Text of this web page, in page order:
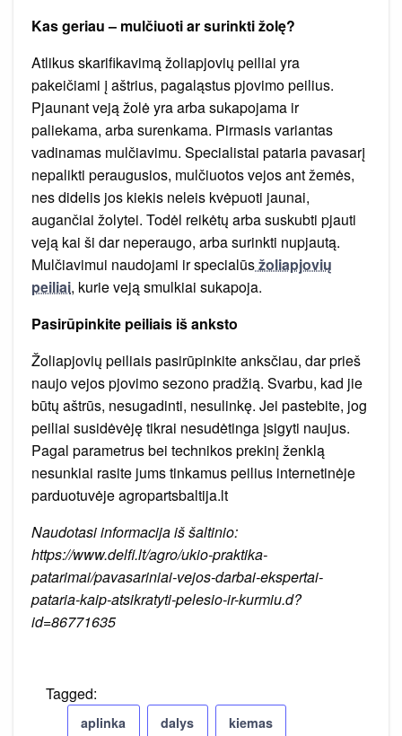
Kas geriau – mulčiuoti ar surinkti žolę?
Atlikus skarifikavimą žoliapjovių peiliai yra
pakeičiami į aštrius, pagaląstus pjovimo peilius.
Pjaunant veją žolė yra arba sukapojama ir
paliekama, arba surenkama. Pirmasis variantas
vadinamas mulčiavimu. Specialistai pataria pavasarį
nepalikti peraugusios, mulčiuotos vejos ant žemės,
nes didelis jos kiekis neleis kvėpuoti jaunai,
augančiai žolytei. Todėl reikėtų arba suskubti pjauti
veją kai ši dar neperaugo, arba surinkti nupjautą.
Mulčiavimui naudojami ir specialūsžoliapjovių
peiliai, kurie veją smulkiai sukapoja.
Pasirūpinkite peiliais iš anksto
Žoliapjovių peiliais pasirūpinkite anksčiau, dar prieš
naujo vejos pjovimo sezono pradžią. Svarbu, kad jie
būtų aštrūs, nesugadinti, nesulinkę. Jei pastebite, jog
peiliai susidėvėję tikrai nesudėtinga įsigyti naujus.
Pagal parametrus bei technikos prekinį ženklą
nesunkiai rasite jums tinkamus peilius internetinėje
parduotuvėje agropartsbaltija.lt
Naudotasi informacija iš šaltinio:
https://www.delfi.lt/agro/ukio-praktika-
patarimai/pavasariniai-vejos-darbai-ekspertai-
pataria-kaip-atsikratyti-pelesio-ir-kurmiu.d?
id=86771635
Tagged:
aplinka dalys kiemas